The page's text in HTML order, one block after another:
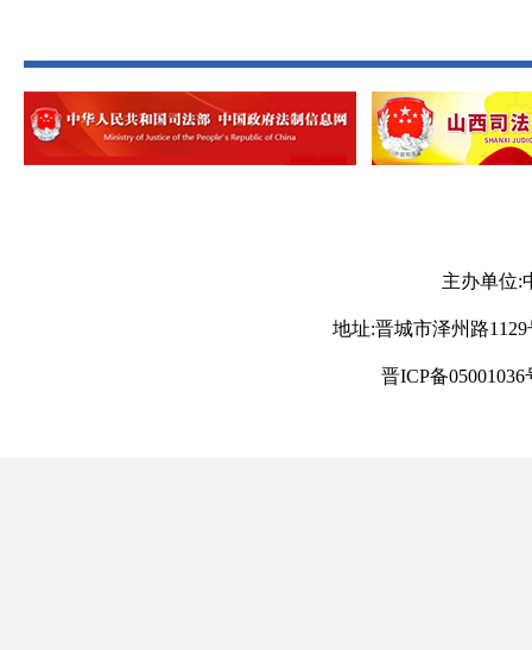
主办单位:
地址:晋城市泽州路1129
晋ICP备05001036